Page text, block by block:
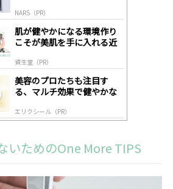
NARS（PR）
肌が健やかになる環境作り
こそが美肌を手に入れる近
資生堂（PR）
美容のプロたちも注目す
る、マルチ効果で健やかな
エリクシール（PR）
いためのOne More TIPS